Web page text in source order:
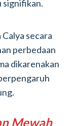
signifikan.
secara
perbedaan
dikarenakan
Mewah